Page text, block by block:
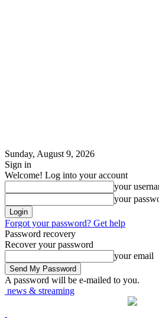
Sunday, August 9, 2026
Sign in
Welcome! Log into your account
your
your
Forgot your password? Get help
Password recovery
Recover your password
your email
A password will be e-mailed to you.
news & streaming